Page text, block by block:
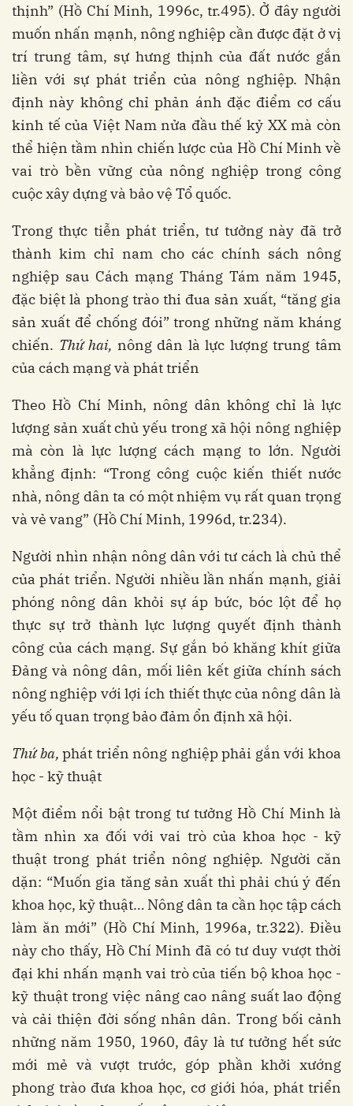
thịnh” (Hồ Chí Minh, 1996c, tr.495). Ở đây người
muốn nhấn mạnh, nông nghiệp cần được đặt ở vị
trí trung tâm, sự hưng thịnh của đất nước gắn
liền với sự phát triển của nông nghiệp. Nhận
định này không chỉ phản ánh đặc điểm cơ cấu
kinh tế của Việt Nam nửa đầu thế kỷ XX mà còn
thể hiện tầm nhìn chiến lược của Hồ Chí Minh về
vai trò bền vững của nông nghiệp trong công
cuộc xây dựng và bảo vệ Tổ quốc.
Trong thực tiễn phát triển, tư tưởng này đã trở
thành kim chỉ nam cho các chính sách nông
nghiệp sau Cách mạng Tháng Tám năm 1945,
đặc biệt là phong trào thi đua sản xuất, “tăng gia
sản xuất để chống đói” trong những năm kháng
chiến. Thứ hai, nông dân là lực lượng trung tâm
của cách mạng và phát triển
Theo Hồ Chí Minh, nông dân không chỉ là lực
lượng sản xuất chủ yếu trong xã hội nông nghiệp
mà còn là lực lượng cách mạng to lớn. Người
khẳng định: “Trong công cuộc kiến thiết nước
nhà, nông dân ta có một nhiệm vụ rất quan trọng
và vẻ vang” (Hồ Chí Minh, 1996d, tr.234).
Người nhìn nhận nông dân với tư cách là chủ thể
của phát triển. Người nhiều lần nhấn mạnh, giải
phóng nông dân khỏi sự áp bức, bóc lột để họ
thực sự trở thành lực lượng quyết định thành
công của cách mạng. Sự gắn bó khăng khít giữa
Đảng và nông dân, mối liên kết giữa chính sách
nông nghiệp với lợi ích thiết thực của nông dân là
yếu tố quan trọng bảo đảm ổn định xã hội.
Thứ ba, phát triển nông nghiệp phải gắn với khoa
học - kỹ thuật
Một điểm nổi bật trong tư tưởng Hồ Chí Minh là
tầm nhìn xa đối với vai trò của khoa học - kỹ
thuật trong phát triển nông nghiệp. Người căn
dặn: “Muốn gia tăng sản xuất thì phải chú ý đến
khoa học, kỹ thuật… Nông dân ta cần học tập cách
làm ăn mới” (Hồ Chí Minh, 1996a, tr.322). Điều
này cho thấy, Hồ Chí Minh đã có tư duy vượt thời
đại khi nhấn mạnh vai trò của tiến bộ khoa học -
kỹ thuật trong việc nâng cao nâng suất lao động
và cải thiện đời sống nhân dân. Trong bối cảnh
những năm 1950, 1960, đây là tư tưởng hết sức
mới mẻ và vượt trước, góp phần khởi xướng
phong trào đưa khoa học, cơ giới hóa, phát triển